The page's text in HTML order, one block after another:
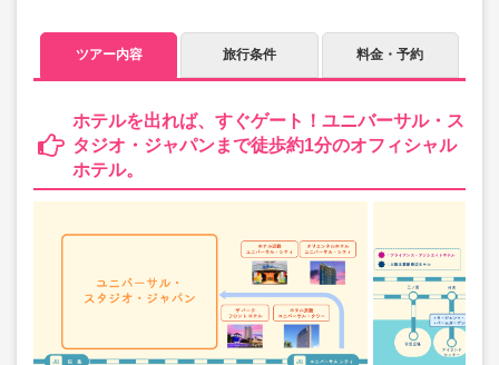
ツアー内容 旅行条件 料金・予約
ホテルを出れば、すぐゲート！ユニバーサル・ス
タジオ・ジャパンまで徒歩約1分のオフィシャル
ホテル。